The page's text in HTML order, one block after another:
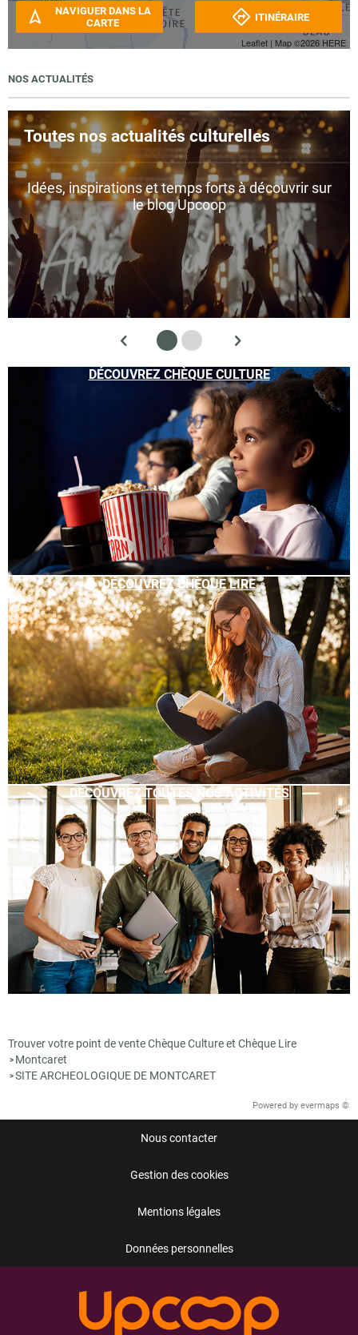
Leaflet | Map ©2026 HERE
NAVIGUER DANS LA
CARTE
ITINÉRAIRE
NOS ACTUALITÉS
Toutes nos actualités culturelles
Idées, inspirations et temps forts à découvrir sur
le blog Upcoop
DÉCOUVREZ CHÈQUE CULTURE
DÉCOUVREZ CHÈQUE LIRE
DÉCOUVREZ TOUTES NOS ACTIVITÉS
Trouver votre point de vente Chèque Culture et Chèque Lire
> Montcaret
>SITE ARCHEOLOGIQUE DE MONTCARET
Powered by evermaps ©
Nous contacter
Gestion des cookies
Mentions légales
Données personnelles